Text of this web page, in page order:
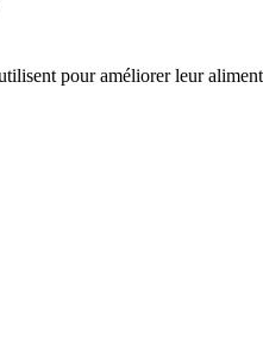
pour améliorer leur